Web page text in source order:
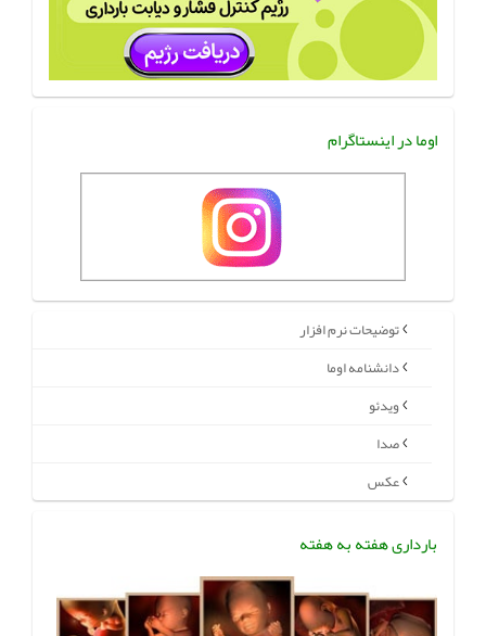
اوما در اینستاگرام
توضیحات نرم افزار
دانشنامه اوما
ویدئو
صدا
عکس
بارداری هفته به هفته